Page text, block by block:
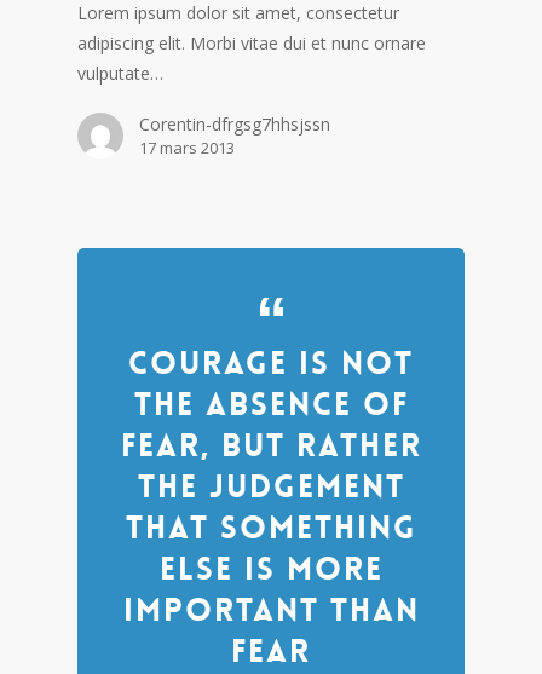
Lorem ipsum dolor sit amet, consectetur
adipiscing elit. Morbi vitae dui et nunc ornare
vulputate…
Corentin-dfrgsg7hhsjssn
17 mars 2013
Courage is not
the absence of
fear, but rather
the judgement
that something
else is more
important than
fear